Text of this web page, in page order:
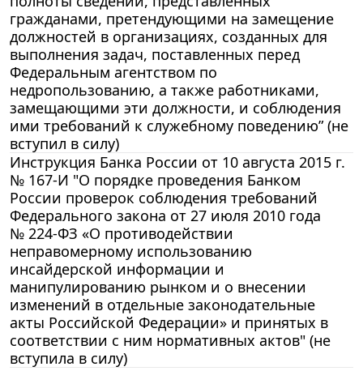
гражданами, претендующими на замещение
должностей в организациях, созданных для
выполнения задач, поставленных перед
Федеральным агентством по
недропользованию, а также работниками,
замещающими эти должности, и соблюдения
ими требований к служебному поведению” (не
вступил в силу)
Инструкция Банка России от 10 августа 2015 г.
№ 167-И "О порядке проведения Банком
России проверок соблюдения требований
Федерального закона от 27 июля 2010 года
№ 224-ФЗ «О противодействии
неправомерному использованию
инсайдерской информации и
манипулированию рынком и о внесении
изменений в отдельные законодательные
акты Российской Федерации» и принятых в
соответствии с ним нормативных актов" (не
вступила в силу)